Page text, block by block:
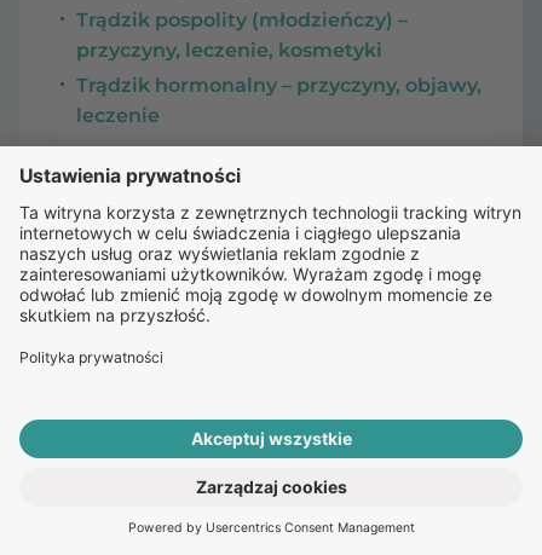
ROZPOCZNIJ E-KONSULTACJĘ
Trądzik pospolity (młodzieńczy) –
przyczyny, leczenie, kosmetyki
Trądzik hormonalny – przyczyny, objawy,
leczenie